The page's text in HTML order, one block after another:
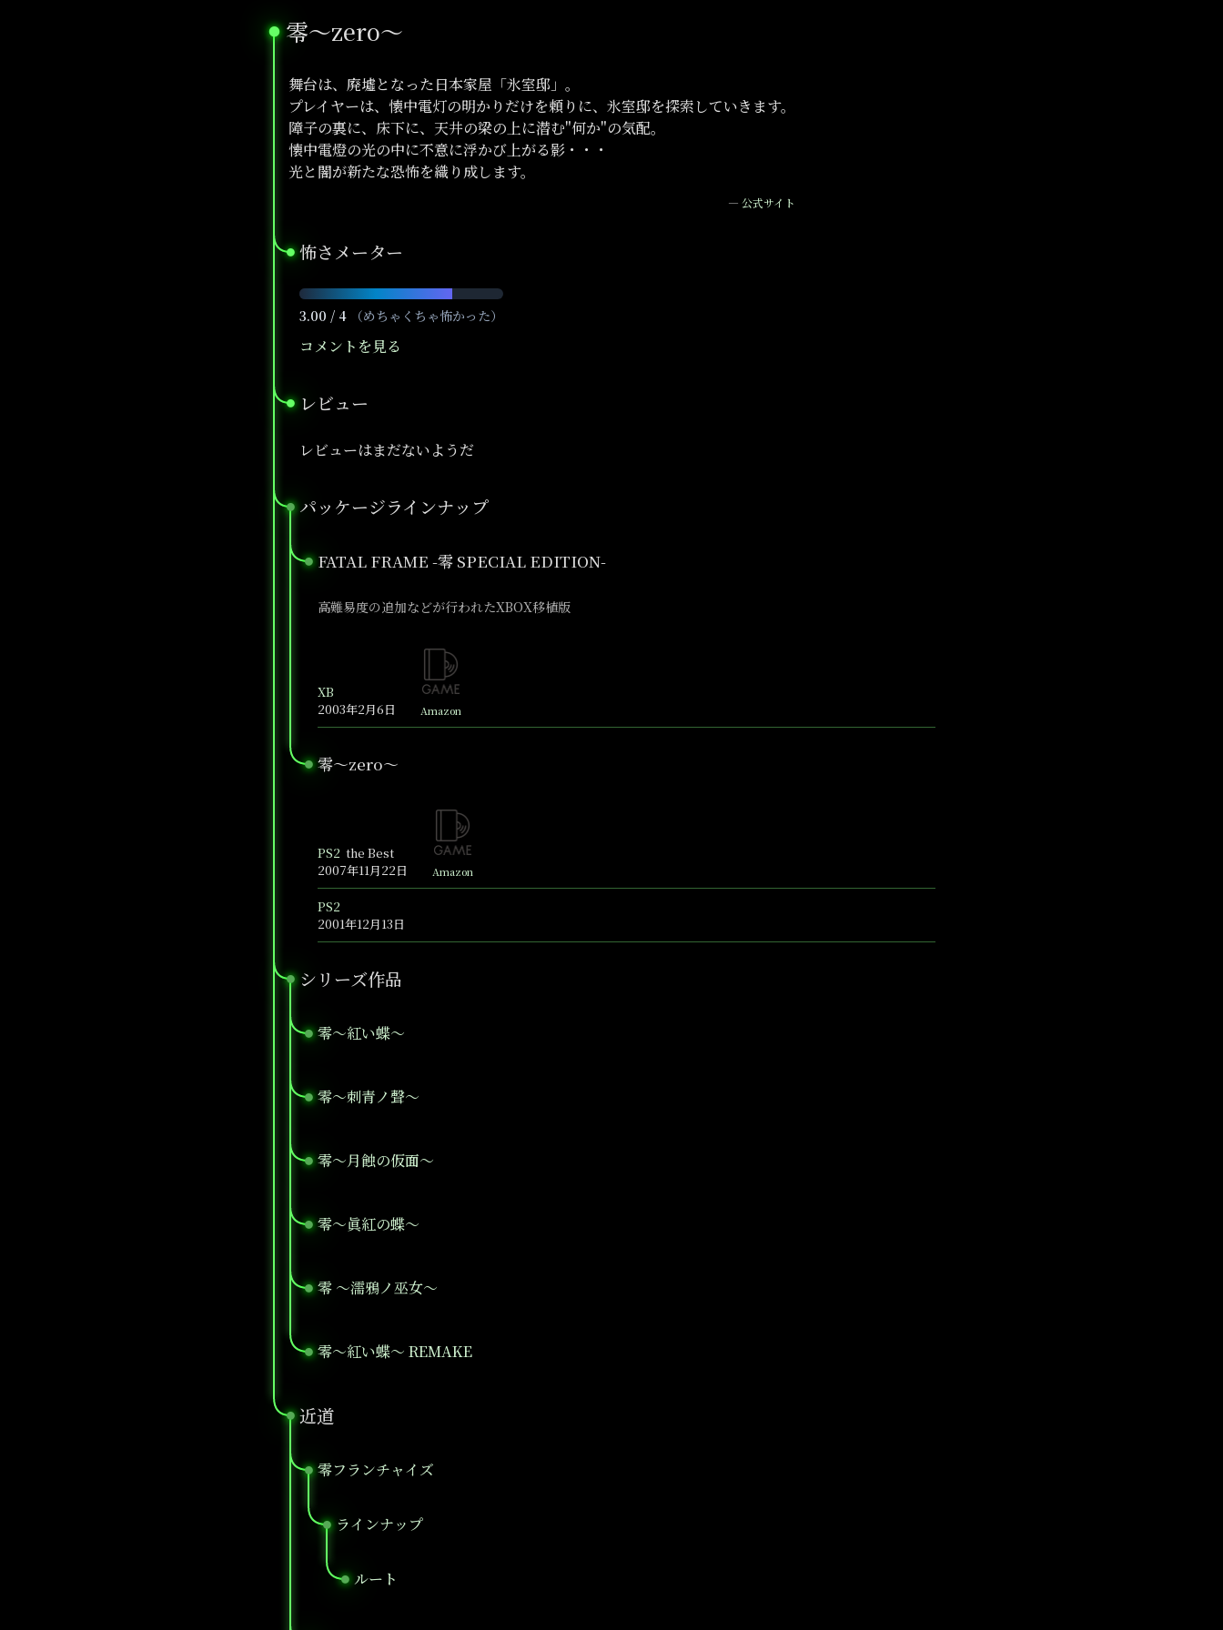
零～zero～
●
舞台は、廃墟となった日本家屋「氷室邸」。
プレイヤーは、懐中電灯の明かりだけを頼りに、氷室邸を探索していきます。
障子の裏に、床下に、天井の梁の上に潜む"何か"の気配。
懐中電燈の光の中に不意に浮かび上がる影・・・
光と闇が新たな恐怖を織り成します。
— 公式サイト
怖さメーター
●
3.00 / 4 （めちゃくちゃ怖かった）
コメントを見る
レビュー
●
レビューはまだないようだ
パッケージラインナップ
●
FATAL FRAME -零 SPECIAL EDITION-
●
高難易度の追加などが行われたXBOX移植版
XB
2003年2月6日
Amazon
零～zero～
●
PS2 the Best
2007年11月22日
Amazon
PS2
2001年12月13日
シリーズ作品
●
零～紅い蝶～
●
零～刺青ノ聲～
●
零～月蝕の仮面～
●
零～眞紅の蝶～
●
零 ～濡鴉ノ巫女～
●
零～紅い蝶～ REMAKE
●
近道
●
零フランチャイズ
●
ラインナップ
●
ルート
●